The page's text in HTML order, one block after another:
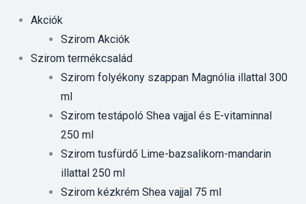
Akciók
Szirom Akciók
Szirom termékcsalád
Szirom folyékony szappan Magnólia illattal 300
ml
Szirom testápoló Shea vajjal és E-vitaminnal
250 ml
Szirom tusfürdő Lime-bazsalikom-mandarin
illattal 250 ml
Szirom kézkrém Shea vajjal 75 ml